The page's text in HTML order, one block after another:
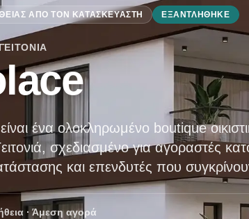
ΑΠΌ ΤΟΝ ΚΑΤΑΣΚΕΥΑΣΤΉ ΕΞΑΝΤΛΉΘΗΚΕ
ένα ολοκληρωμένο boutique
σχεδιασμένο για αγοραστές
και επενδυτές που
· Άμεση αγορά